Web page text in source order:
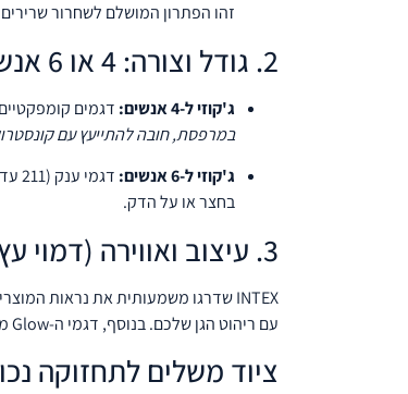
זהו הפתרון המושלם לשחרור
2. גודל וצורה: 4 או 6 אנשים?
ג'קוזי ל-4 אנשים: דגמים קומפקטיים בקוטר/רוחב של כ-175 עד 196 ס"מ.
במרפסת, חובה להתייעץ עם
ג'קוזי ל-6 אנשים:
בחצר או על הדק.
3. עיצוב ואווירה (דמוי עץ ותאורה)
עם ריהוט הגן שלכם. בנוסף, דגמי ה-Glow מגיעים עם תאורת לד צבעונית מובנית המייצרת אווירה לילית קסומה.
ציוד משלים לתחזוקה